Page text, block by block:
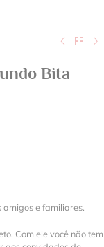
Bita
amigos e familiares.
Com ele você não tem